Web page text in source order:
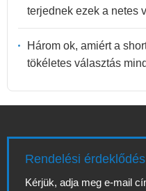
terjednek ezek a netes
Három ok, amiért a
tökéletes választás
Rendelési érdeklődés
Kérjük, adja meg e-mail